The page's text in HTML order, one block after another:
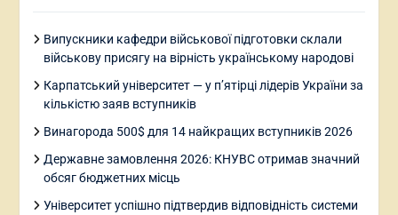
Випускники кафедри військової підготовки склали
військову присягу на вірність українському народові
Карпатський університет — у п’ятірці лідерів України за
кількістю заяв вступників
Винагорода 500$ для 14 найкращих вступників 2026
Державне замовлення 2026: КНУВС отримав значний
обсяг бюджетних місць
Університет успішно підтвердив відповідність системи